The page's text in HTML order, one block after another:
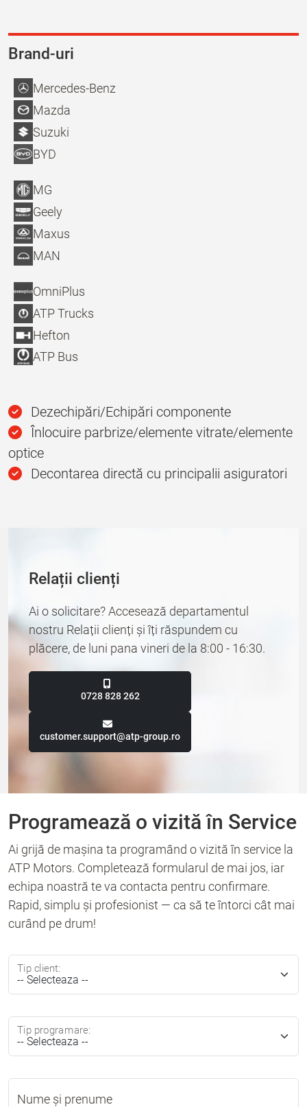
Brand-uri
Mercedes-Benz
Mazda
Suzuki
BYD
MG
Geely
Maxus
MAN
OmniPlus
ATP Trucks
Hefton
ATP Bus
Dezechipări/Echipări componente
Înlocuire parbrize/elemente vitrate/elemente
optice
Decontarea directă cu principalii asiguratori
Relații clienți
Ai o solicitare? Accesează departamentul
nostru Relații clienți și îți răspundem cu
plăcere, de luni pana vineri de la 8:00 - 16:30.
0728 828 262
customer.support@atp-group.ro
Programează o vizită în Service
Ai grijă de mașina ta programând o vizită în service la
ATP Motors. Completează formularul de mai jos, iar
echipa noastră te va contacta pentru confirmare.
Rapid, simplu și profesionist — ca să te întorci cât mai
curând pe drum!
Tip client:
Tip programare:
Nume și prenume